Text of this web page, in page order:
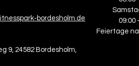
bordesholm.de
09:00
Feiertage
9, 24582 Bordesholm,